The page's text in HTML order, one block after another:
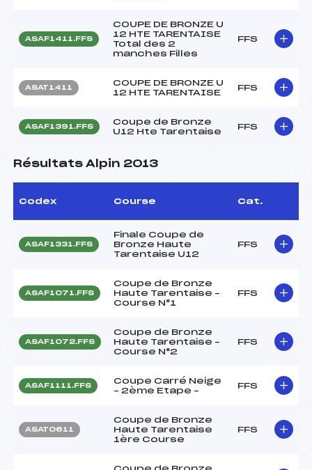
ASAF1411.FFS
COUPE DE BRONZE U
12 HTE TARENTAISE
Total des 2
manches Filles
FFS
ASAT1411
COUPE DE BRONZE U
12 HTE TARENTAISE
FFS
ASAF1391.FFS
Coupe de Bronze
U12 Hte Tarentaise
FFS
Résultats Alpin 2013
Codex Course Cat.
ASAF1331.FFS
Finale Coupe de
Bronze Haute
Tarentaise U12
FFS
ASAF1071.FFS
Coupe de Bronze
Haute Tarentaise –
Course N°1
FFS
ASAF1072.FFS
Coupe de Bronze
Haute Tarentaise –
Course N°2
FFS
ASAF1111.FFS
Coupe Carré Neige
– 2ème Etape –
FFS
ASAT0611
Coupe de Bronze
Haute Tarentaise
1ère Course
FFS
Coupe de Bronze